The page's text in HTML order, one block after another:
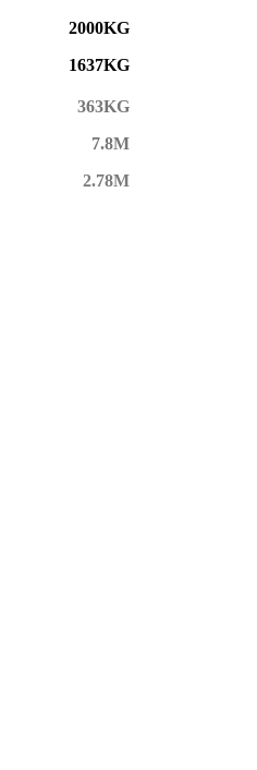
2000KG
1637KG
363KG
7.8M
2.78M